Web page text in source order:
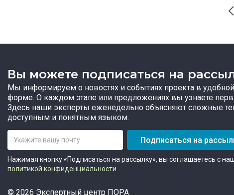
Вы можете подписаться на
Мы информируем о новостях и событиях проекта в удобной
форме. О каждом этапе или предложениях вы узнаете
Здесь наши эксперты еженедельно объясняют сложные
доступным и понятным языком.
Подписаться на
Нажимая кнопку «Подписаться на рассылку», вы соглашаетесь с
политикой конфиденциальности
© 2026 Экспертный центр ПОРА